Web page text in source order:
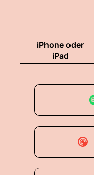
iPhone oder
iPad